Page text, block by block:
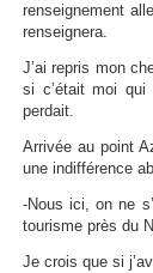
renseignement
renseignera.
J’ai repris mon
si c’était moi
perdait.
Arrivée au point
une indifférence
-Nous ici, on ne
tourisme près du
Je crois que si